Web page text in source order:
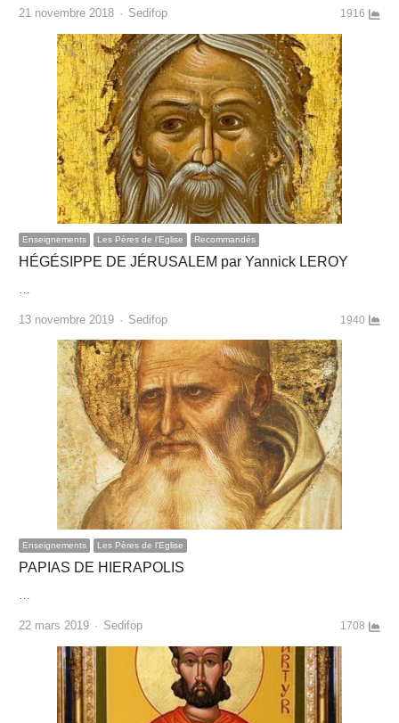
21 novembre 2018 Author
Sedifop 1916
Enseignements Les Pères de l'Eglise Recommandés
HÉGÉSIPPE DE JÉRUSALEM par Yannick LEROY
13 novembre 2019 Author
Sedifop 1940
Enseignements Les Pères de l'Eglise
PAPIAS DE HIERAPOLIS
…
22 mars 2019 Author
Sedifop 1708